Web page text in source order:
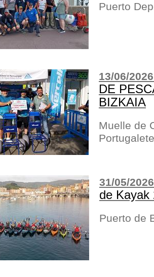
Puerto
13/06/
DE
BIZKAIA
Muelle de
Portugalete
31/05/
de Kayak
Puerto de